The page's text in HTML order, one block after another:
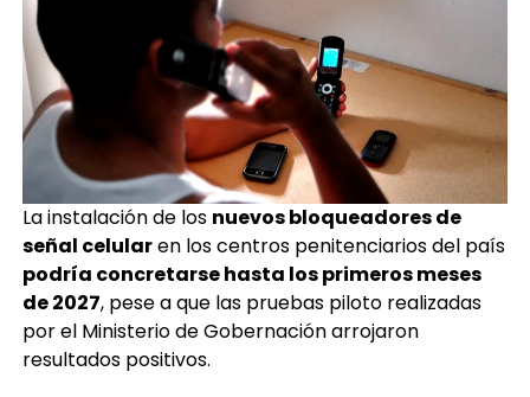
La instalación de los nuevos bloqueadores de
señal celularen los centros penitenciarios del país
podría concretarse hasta los primeros meses
de 2027, pese a que las pruebas piloto realizadas
por el Ministerio de Gobernación arrojaron
resultados positivos.